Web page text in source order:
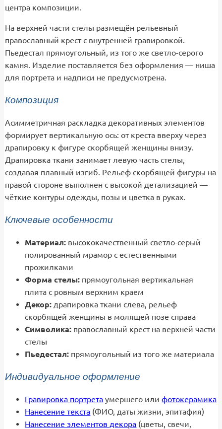
центра композиции.
На верхней части стелы размещён рельевный
православный крест с внутренней гравировкой.
Пьедестал прямоугольный, из того же светло-серого
камня. Изделие поставляется без оформления — ниша
для портрета и надписи не предусмотрена.
Композиция
Асимметричная раскладка декоративных элементов
формирует вертикальную ось: от креста вверху через
драпировку к фигуре скорбящей женщины внизу.
Драпировка ткани занимает левую часть стелы,
создавая плавный изгиб. Рельеф скорбящей фигуры на
правой стороне выполнен с высокой детализацией —
чёткие контуры одежды, позы и цветка в руках.
Ключевые особенности
Материал: высококачественный светло-серый
полированный мрамор с естественными
прожилками
Форма стелы: прямоугольная вертикальная
плита с ровным верхним краем
Декор: драпировка ткани слева, рельеф
скорбящей женщины в молящей позе справа
Символика: православный крест на верхней части
стелы
Пьедестал: прямоугольный из того же материала
Индивидуальное оформление
Гравировка портрета умершего илифотокерамика
Нанесение текста (ФИО, даты жизни, эпитафия)
Нанесение элементов декора (цветы, свечи,